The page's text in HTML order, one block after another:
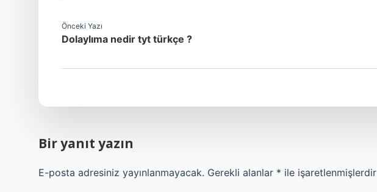
Önceki Yazı
Dolaylıma nedir tyt türkçe ?
Bir yanıt yazın
E-posta adresiniz yayınlanmayacak. Gerekli alanlar * ile işaretlenmişlerdir